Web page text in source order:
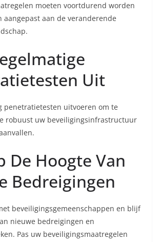
moeten voortdurend worden
aangepast aan de veranderende
Uit
penetratietesten uitvoeren om te
robuust uw beveiligingsinfrastructuur
De Hoogte Van
Bedreigingen
beveiligingsgemeenschappen en blijf
nieuwe bedreigingen en
Pas uw beveiligingsmaatregelen